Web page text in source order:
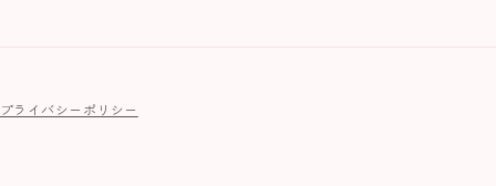
プライバシーポリシー